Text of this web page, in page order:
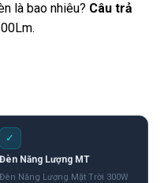
là bao nhiêu? Câu trả
✓
Đèn Năng Lượng MT
Đèn Năng Lượng Mặt Trời 300W